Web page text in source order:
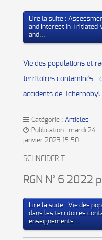
Lire la suite :
and Interest in Tritiated
and...
Vie des populations et
territoires contaminés :
accidents de
Catégorie : Articles
Publication : mardi 24
janvier 2023 15:50
SCHNEIDER T.
RGN N° 6 2022
Lire la suite : Vie des
dans les territoires
enseignements...